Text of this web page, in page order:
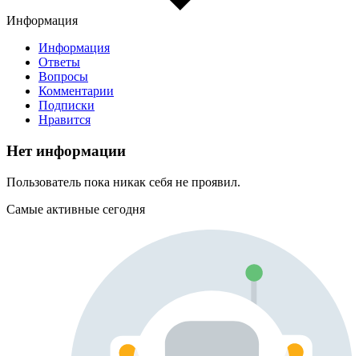
Информация
Информация
Ответы
Вопросы
Комментарии
Подписки
Нравится
Нет информации
Пользователь пока никак себя не проявил.
Самые активные сегодня